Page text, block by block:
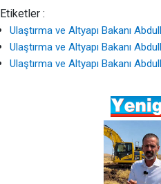
Etiketler :
Ulaştırma ve Altyapı Bakanı
Ulaştırma ve Altyapı Bakanı
Ulaştırma ve Altyapı Bakanı